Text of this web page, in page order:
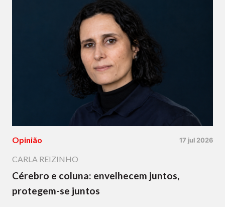
Opinião 17 jul 2026
CARLA REIZINHO
Cérebro e coluna: envelhecem juntos,
protegem-se juntos